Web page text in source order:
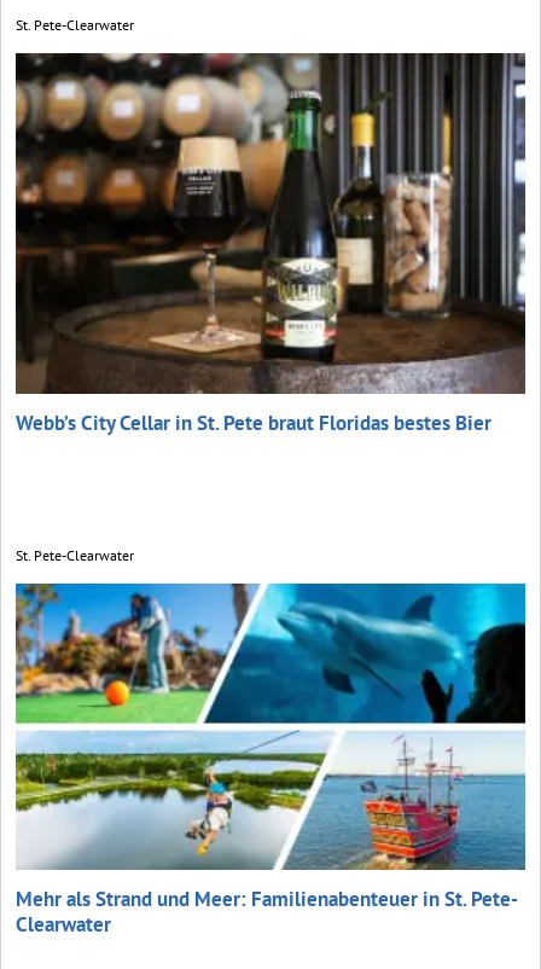
St. Pete-Clearwater
Webb’s City Cellar in St. Pete braut Floridas bestes Bier
St. Pete-Clearwater
Mehr als Strand und Meer: Familienabenteuer in St. Pete-
Clearwater